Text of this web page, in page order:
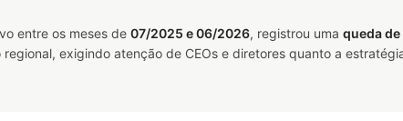
entre os meses de 07/2025 e 06/2026, registrou uma queda de
exigindo atenção de CEOs e diretores quanto a